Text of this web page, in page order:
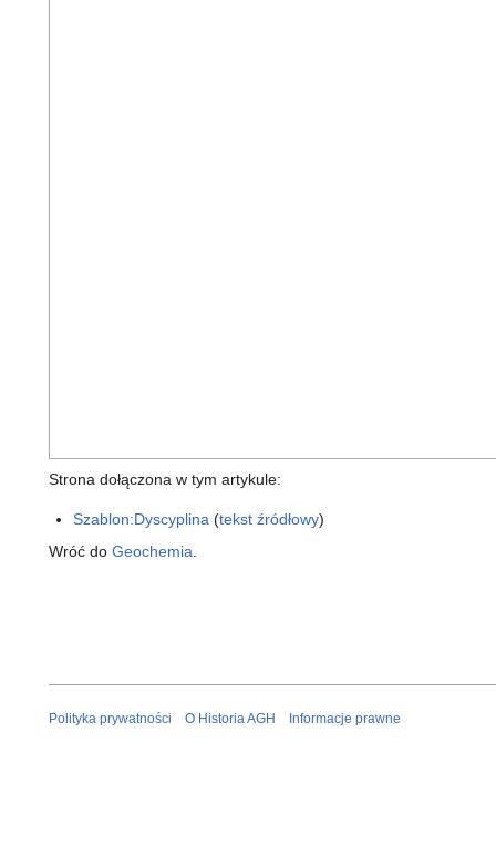
Strona dołączona w tym artykule:
Szablon:Dyscyplina (tekst źródłowy)
Wróć do Geochemia
Polityka prywatności O Historia AGH Informacje prawne